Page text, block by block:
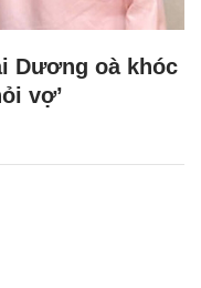
Dương oà khóc
vợ’